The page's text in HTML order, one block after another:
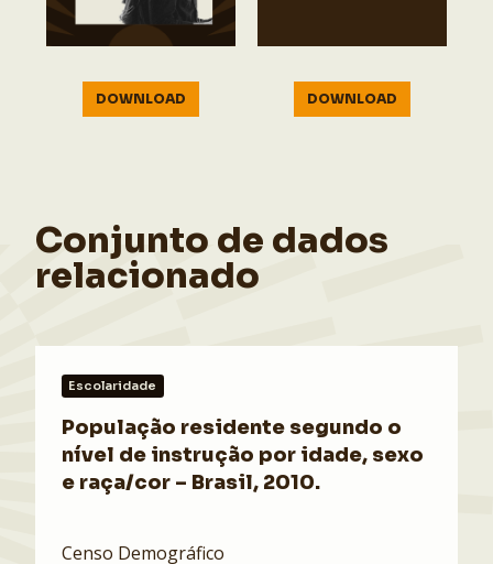
DOWNLOAD DOWNLOAD
Conjunto de dados
relacionado
Escolaridade
População residente segundo o
nível de instrução por idade, sexo
e raça/cor – Brasil, 2010.
Censo Demográfico